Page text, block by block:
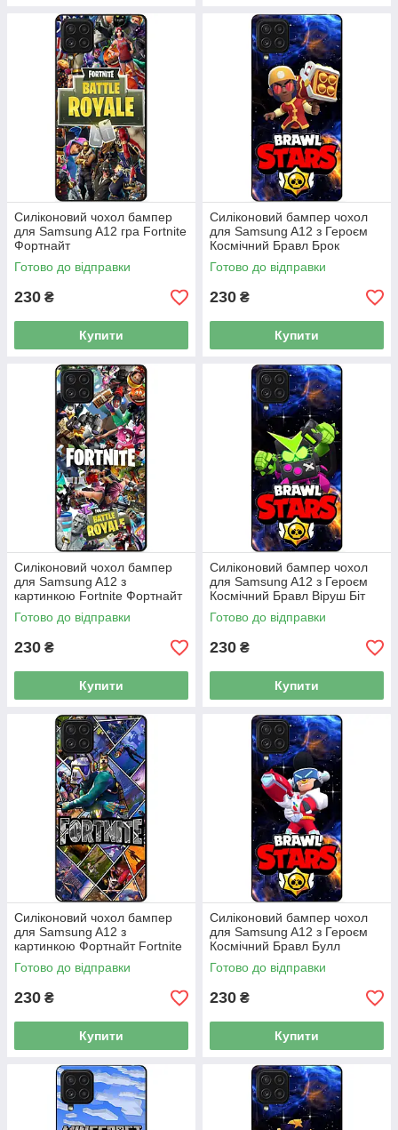
Силіконовий чохол бампер
для Samsung A12 гра Fortnite
Фортнайт
Готово до відправки
230 ₴
Купити
Силіконовий бампер чохол
для Samsung A12 з Героєм
Космічний Бравл Брок
Готово до відправки
230 ₴
Купити
Силіконовий чохол бампер
для Samsung A12 з
картинкою Fortnite Фортнайт
Готово до відправки
230 ₴
Купити
Силіконовий бампер чохол
для Samsung A12 з Героєм
Космічний Бравл Віруш Біт
Готово до відправки
230 ₴
Купити
Силіконовий чохол бампер
для Samsung A12 з
картинкою Фортнайт Fortnite
Готово до відправки
230 ₴
Купити
Силіконовий бампер чохол
для Samsung A12 з Героєм
Космічний Бравл Булл
Готово до відправки
230 ₴
Купити